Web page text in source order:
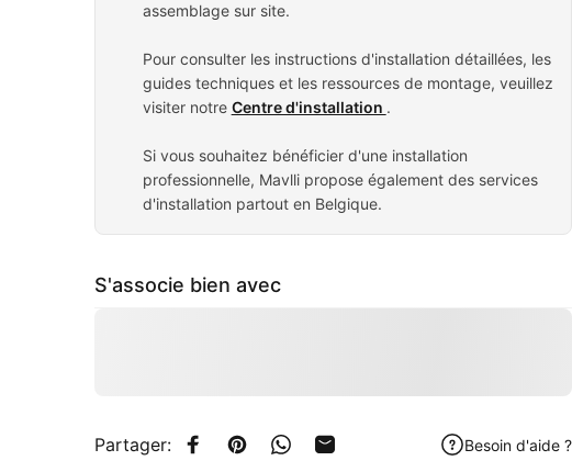
assemblage sur site.
Pour consulter les instructions d'installation détaillées, les
guides techniques et les ressources de montage, veuillez
visiter notre Centre d'installation .
Si vous souhaitez bénéficier d'une installation
professionnelle, Mavlli propose également des services
d'installation partout en Belgique.
S'associe bien avec
Partager: Partager sur Facebook
Épingler sur Pinterest
Partager sur WhatsApp
Partager par EmailBesoin d'aide ?